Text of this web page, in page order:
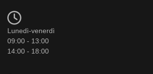
Lunedì-venerdì
09:00 - 13:00
14:00 - 18:00